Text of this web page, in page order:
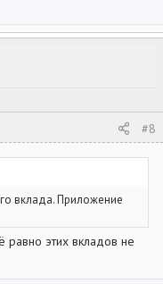
#8
вклада. Приложение
равно этих вкладов не